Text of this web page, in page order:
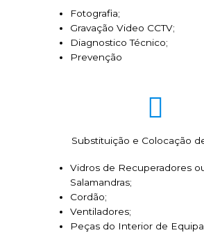
Fotografia;
Gravação Video CCTV;
Diagnostico Técnico;
Prevenção
Substituição e Colocação
Vidros de Recuperadores
Salamandras;
Cordão;
Ventiladores;
Peças do Interior de